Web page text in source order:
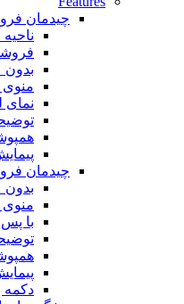
چیدمان
ناحیه
بدون
چیدمان
بدون
با پس
دکمه